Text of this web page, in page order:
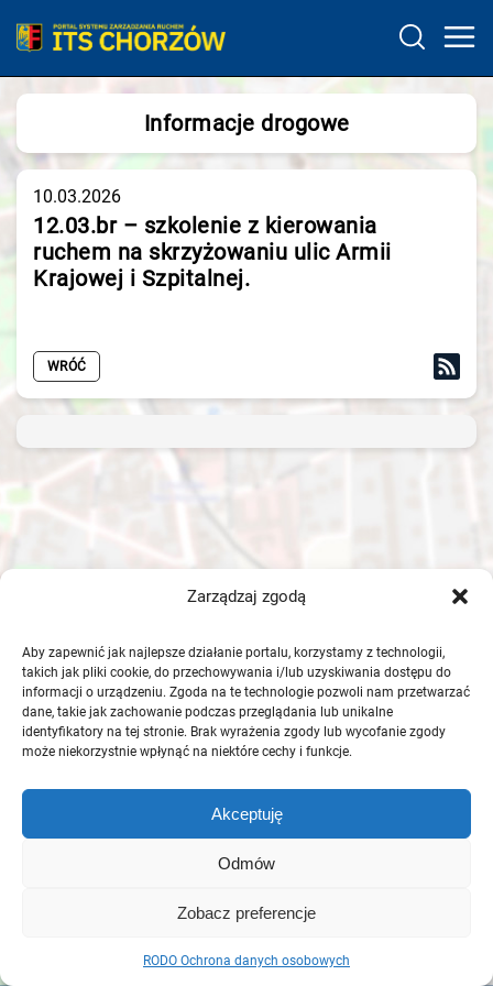
Zarządzaj zgodą
Aby zapewnić jak najlepsze działanie portalu, korzystamy z technologii,
takich jak pliki cookie, do przechowywania i/lub uzyskiwania dostępu do
informacji o urządzeniu. Zgoda na te technologie pozwoli nam przetwarzać
dane, takie jak zachowanie podczas przeglądania lub unikalne
identyfikatory na tej stronie. Brak wyrażenia zgody lub wycofanie zgody
może niekorzystnie wpłynąć na niektóre cechy i funkcje.
Akceptuję
Odmów
Zobacz preferencje
RODO Ochrona danych osobowych
Informacje drogowe
10.03.2026
12.03.br – szkolenie z kierowania
ruchem na skrzyżowaniu ulic Armii
Krajowej i Szpitalnej.
WRÓĆ